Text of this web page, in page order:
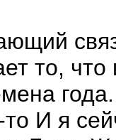
то,
И я